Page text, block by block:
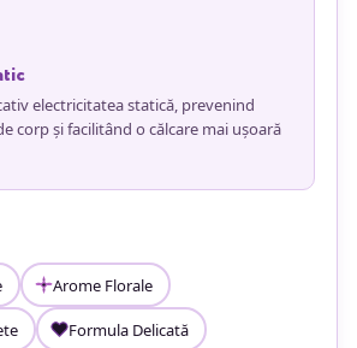
electricitatea statică, prevenind
corp și facilitând o călcare mai ușoară
Arome Florale
Formula Delicată